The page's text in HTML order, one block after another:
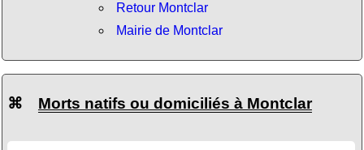
Retour Montclar
Mairie de Montclar
⌘ Morts natifs ou domiciliés à Montclar